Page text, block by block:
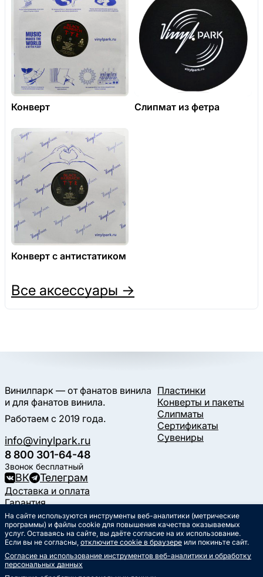
Конверт Слипмат из фетра
Конверт с антистатиком
Все аксессуары →
Винилпарк — от фанатов винила
и для фанатов винила.
Работаем с 2019 года.
info@vinylpark.ru
8 800 301-64-48
Звонок бесплатный
ВК Телеграм
Пластинки
Конверты и пакеты
Слипматы
Сертификаты
Сувениры
Доставка и оплата
Гарантия
Контакты
Статьи
Музыкальный календарь
Публичная оферта
Политика обработки
На сайте используются инструменты веб-аналитики (метрические
программы) и файлы cookie для повышения качества оказываемых
услуг. Оставаясь на сайте, вы даёте согласие на их использование.
Если вы не согласны, отключите cookie в браузере или покиньте сайт.
Согласие на использование инструментов веб-аналитики и обработку
персональных данных